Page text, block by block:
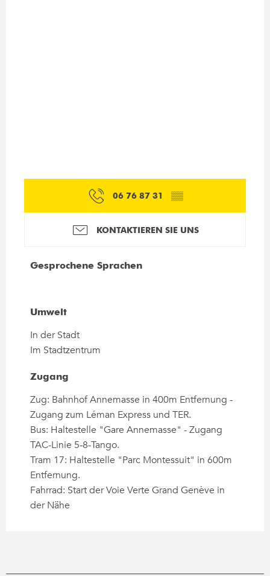
06 76 87 31 ▒▒
KONTAKTIEREN SIE UNS
Gesprochene Sprachen
Gesprochene Sprachen
Umwelt
Umwelt
In der Stadt
Im Stadtzentrum
Zugang
Zugang
Zug: Bahnhof Annemasse in 400m Entfernung -
Zugang zum Léman Express und TER.
Bus: Haltestelle "Gare Annemasse" - Zugang
TAC-Linie 5-8-Tango.
Tram 17: Haltestelle "Parc Montessuit" in 600m
Entfernung.
Fahrrad: Start der Voie Verte Grand Genève in
der Nähe